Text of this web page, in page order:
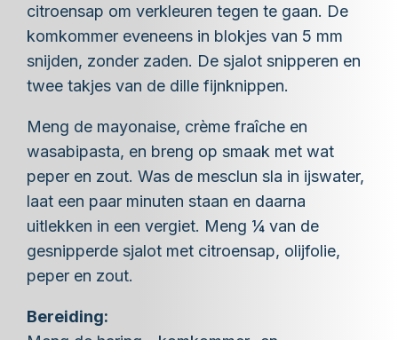
citroensap om verkleuren tegen te gaan. De
komkommer eveneens in blokjes van 5 mm
snijden, zonder zaden. De sjalot snipperen en
twee takjes van de dille fijnknippen.
Meng de mayonaise, crème fraîche en
wasabipasta, en breng op smaak met wat
peper en zout. Was de mesclun sla in ijswater,
laat een paar minuten staan en daarna
uitlekken in een vergiet. Meng ¼ van de
gesnipperde sjalot met citroensap, olijfolie,
peper en zout.
Bereiding: